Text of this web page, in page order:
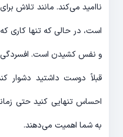
ناامید می‌کند. مانند تلاش
است، در حالی که تنها کاری
و نفس کشیدن است. افسردگی
قبلاً دوست داشتید دشوار
احساس تنهایی کنید حتی
به شما اهمیت می‌دهند.